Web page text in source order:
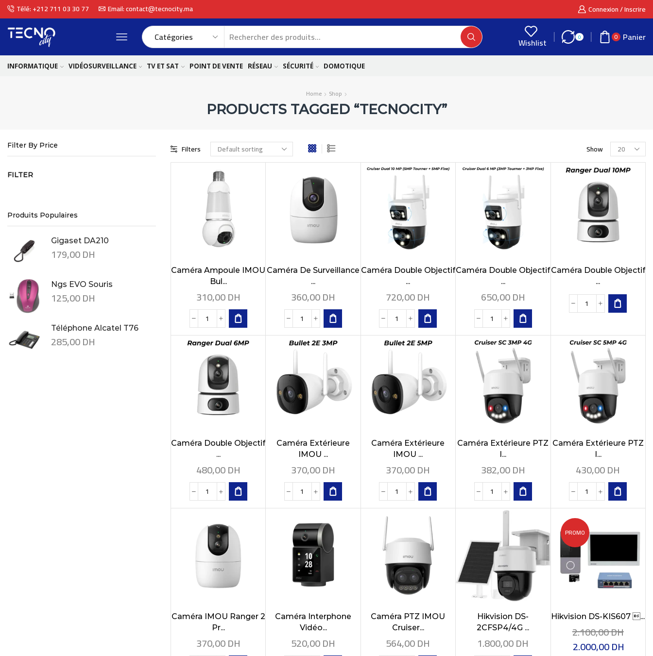
Télé: +212 711 03 30 77 Email: contact@tecnocity.ma Connexion / Inscrire
Wishlist 0 0 Panier
INFORMATIQUE VIDÉOSURVEILLANCE TV ET SAT POINT DE VENTE RÉSEAU SÉCURITÉ DOMOTIQUE
Home Shop
PRODUCTS TAGGED “TECNOCITY”
Filters Show
Caméra Ampoule IMOU
Bul...
310,00DH
Caméra De Surveillance
...
360,00DH
Caméra Double Objectif
...
720,00DH
Caméra Double Objectif
...
650,00DH
Caméra Double Objectif
...
Caméra Double Objectif
...
480,00DH
Caméra Extérieure
IMOU ...
370,00DH
Caméra Extérieure
IMOU ...
370,00DH
Caméra Extérieure PTZ
I...
382,00DH
Caméra Extérieure PTZ
I...
430,00DH
Caméra IMOU Ranger 2
Pr...
370,00DH
Caméra Interphone
Vidéo...
520,00DH
Caméra PTZ IMOU
Cruiser...
564,00DH
Hikvision DS-
2CFSP4/4G ...
1.800,00DH
PROMO
Hikvision DS-KIS607 ...
2.100,00DH
2.000,00DH
Filter By Price
FILTER
Produits Populaires
Gigaset DA210
179,00DH
Ngs EVO Souris
125,00DH
Téléphone Alcatel T76
285,00DH